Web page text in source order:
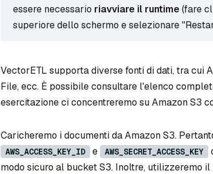
essere necessario riavviare il runtime(fare
superiore dello schermo e selezionare
VectorETL supporta diverse fonti di dati, tra cui
File, ecc. È possibile consultare l'elenco
esercitazione ci concentreremo su Amazon S3
Caricheremo i documenti da Amazon S3.
AWS_ACCESS_KEY_ID e AWS_SECRET_ACCESS_KEY
modo sicuro al bucket S3. Inoltre, utilizzeremo